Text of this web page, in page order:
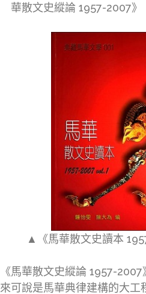
華散文史縱論 1957-2007
▲《馬華散文史讀本
《馬華散文史縱論 1957-
來可說是馬華典律建構的大